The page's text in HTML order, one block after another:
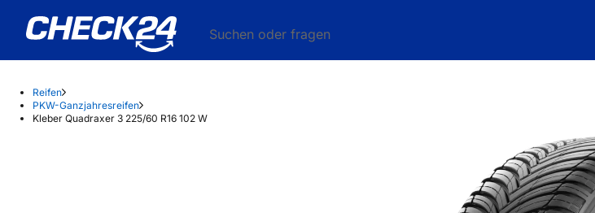
Suchen oder fragen
Reifen
PKW-Ganzjahresreifen
Kleber Quadraxer 3 225/60 R16 102 W